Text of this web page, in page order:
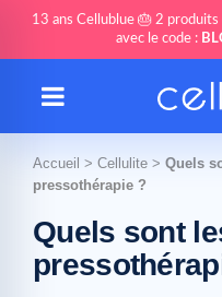
13 ans Cellublue 🎂 2 produits
avec le code :
Accueil > Cellulite > Quels
pressothérapie ?
Quels sont